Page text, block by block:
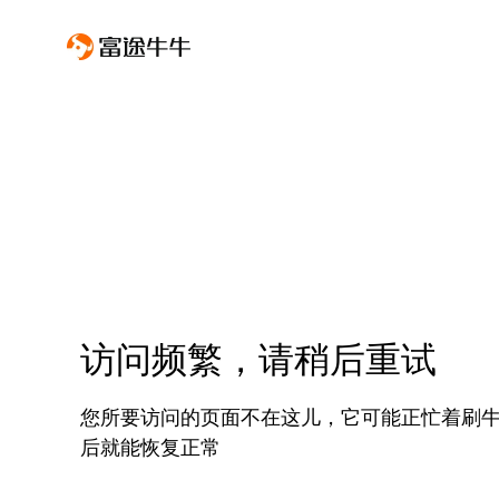
访问频繁，请稍后重试
您所要访问的页面不在这儿，它可能正忙着刷
后就能恢复正常